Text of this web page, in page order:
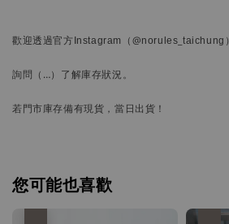
歡迎透過官方Instagram （@norules_taichung）
詢問 （…） 了解庫存狀況。
若門市庫存備有現貨，當日出貨！
您可能也喜歡